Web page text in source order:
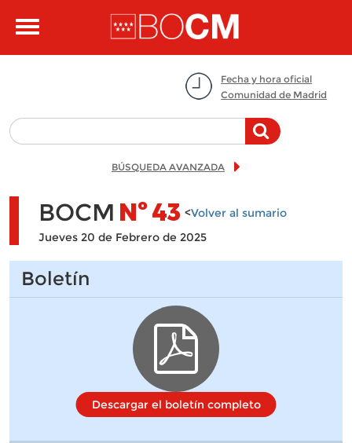
Toggle
Fecha y hora oficial
Comunidad de Madrid
BÚSQUEDA AVANZADA
BOCM Nº43 <Volver al sumario
Jueves 20 de Febrero de 2025
Boletín
Descargar el boletín completo